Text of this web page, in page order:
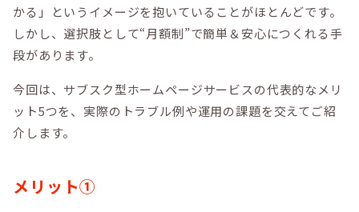
かる」というイメージを抱いていることがほとんどです。
しかし、選択肢として“月額制”で簡単＆安心につくれる手
段があります。
今回は、サブスク型ホームページサービスの代表的なメリ
ット5つを、実際のトラブル例や運用の課題を交えてご紹
介します。
メリット①